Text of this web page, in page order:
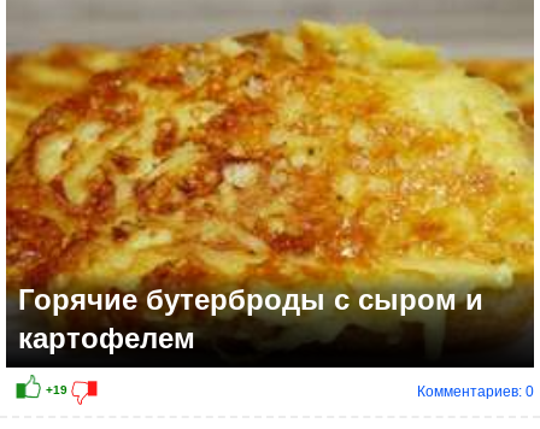
Горячие бутерброды с сыром и
картофелем
Комментариев: 0